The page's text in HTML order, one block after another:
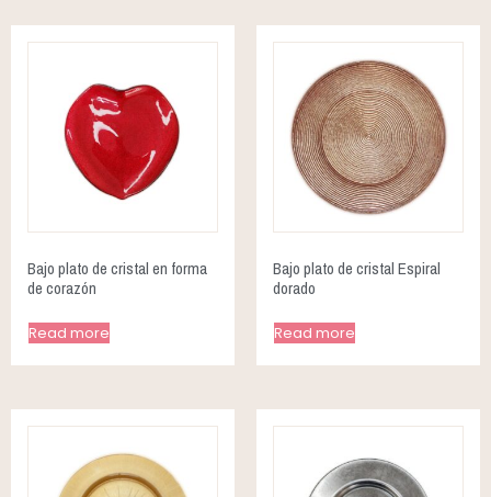
Bajo plato de cristal en forma
de corazón
Read more
Bajo plato de cristal Espiral
dorado
Read more